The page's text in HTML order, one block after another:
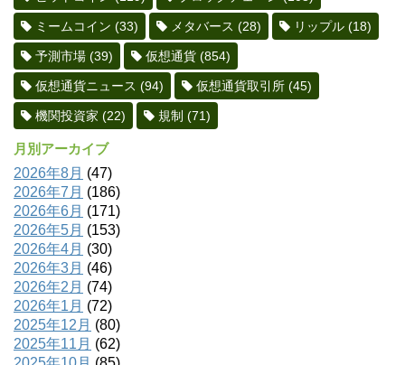
ミームコイン (33) メタバース (28) リップル (18)
予測市場 (39) 仮想通貨 (854)
仮想通貨ニュース (94) 仮想通貨取引所 (45)
機関投資家 (22) 規制 (71)
月別アーカイブ
2026年8月 (47)
2026年7月 (186)
2026年6月 (171)
2026年5月 (153)
2026年4月 (30)
2026年3月 (46)
2026年2月 (74)
2026年1月 (72)
2025年12月 (80)
2025年11月 (62)